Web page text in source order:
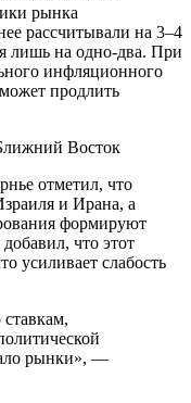
рынка
рассчитывали на 3–4
лишь на одно-два. При
инфляционного
продлить
Восток
отметил, что
и Ирана, а
формируют
что этот
усиливает слабость
рынки», —